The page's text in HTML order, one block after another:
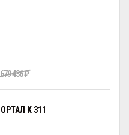
679 436₽
K 311